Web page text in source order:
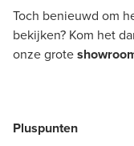
Toch benieuwd om
bekijken? Kom het
onze grote
Pluspunten